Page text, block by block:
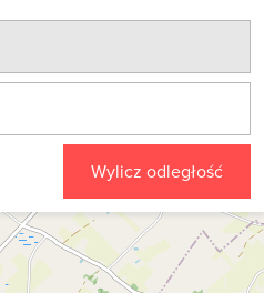
Wylicz odległość